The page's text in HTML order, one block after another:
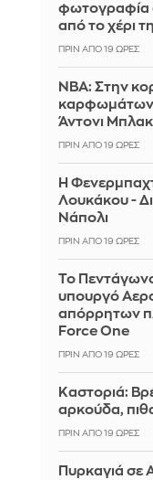
φωτογραφία
από το χέρι
ΠΡΙΝ ΑΠΌ 19 ΏΡΕΣ
ΝΒΑ: Στην
καρφωμάτων
Άντονι Μπλακ
ΠΡΙΝ ΑΠΌ 19 ΏΡΕΣ
Η
Λουκάκου -
Νάπολι
ΠΡΙΝ ΑΠΌ 19 ΏΡΕΣ
Το
υπουργό
απόρρητων
Force One
ΠΡΙΝ ΑΠΌ 19 ΏΡΕΣ
Καστοριά:
αρκούδα,
ΠΡΙΝ ΑΠΌ 19 ΏΡΕΣ
Πυρκαγιά σε